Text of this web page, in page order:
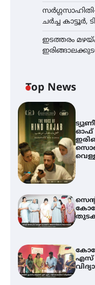
ചർച്ച കാട്ടൂർ,
ഇടത്തരം
Top News
ഓഫ്
എസ്